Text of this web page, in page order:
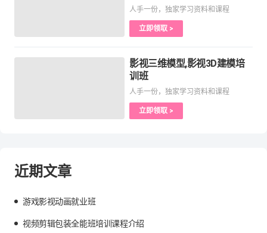
人手一份，独家学习资料和课程
立即领取 >
影视三维模型,影视3D建模培
训班
人手一份，独家学习资料和课程
立即领取 >
近期文章
游戏影视动画就业班
视频剪辑包装全能班培训课程介绍